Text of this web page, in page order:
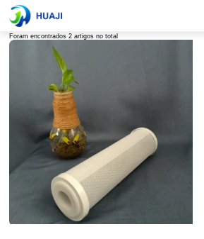
Lista de tags
Foram encontrados 2 artigos no total